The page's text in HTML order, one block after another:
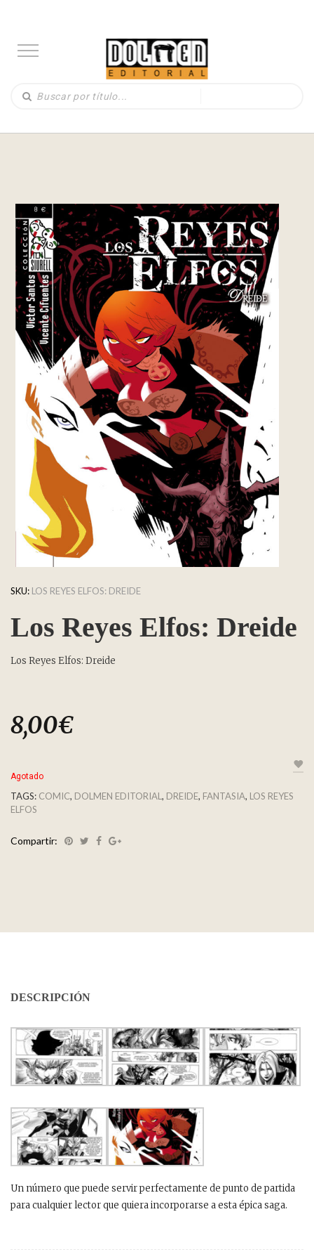
SKU: LOS REYES ELFOS: DREIDE
Los Reyes Elfos: Dreide
Los Reyes Elfos: Dreide
8,00€
Agotado
TAGS: COMIC, DOLMEN EDITORIAL , DREIDE, FANTASIA, LOS REYES
ELFOS
Compartir:
DESCRIPCIÓN
Un número que puede servir perfectamente de punto de partida
para cualquier lector que quiera incorporarse a esta épica saga.